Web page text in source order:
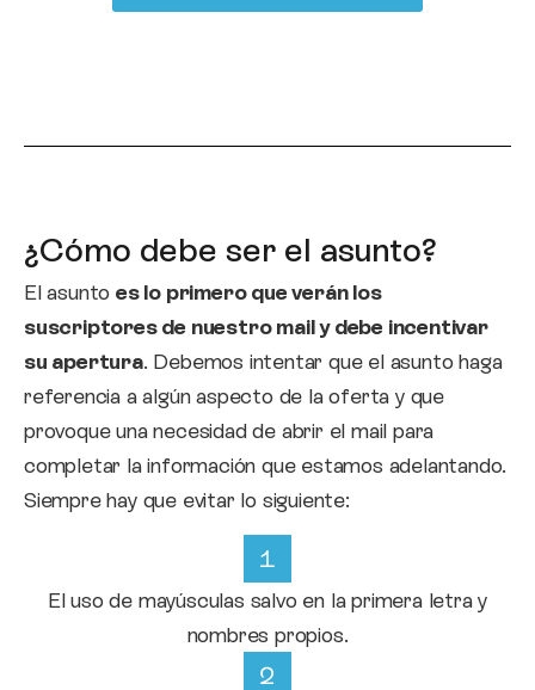
¿Cómo debe ser el asunto?
El asunto es lo primero que verán los
suscriptores de nuestro mail y debe incentivar
su apertura. Debemos intentar que el asunto haga
referencia a algún aspecto de la oferta y que
provoque una necesidad de abrir el mail para
completar la información que estamos adelantando.
Siempre hay que evitar lo siguiente:
El uso de mayúsculas salvo en la primera letra y
nombres propios.